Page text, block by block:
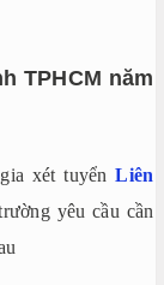
TPHCM năm
xét tuyểnLiên
yêu cầu cần